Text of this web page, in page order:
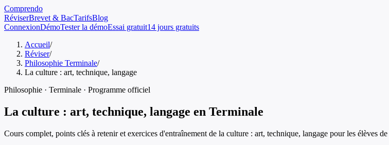
Comprendo
RéviserBrevet & BacTarifsBlog
ConnexionDémoTester la démoEssai gratuit14 jours gratuits
Accueil/
Réviser/
Philosophie Terminale/
La culture : art, technique, langage
Philosophie · Terminale · Programme officiel
La culture : art, technique, langage en Terminale
Cours complet, points clés à retenir et exercices d'entraînement de la culture : art, technique, langage pour les élèves de